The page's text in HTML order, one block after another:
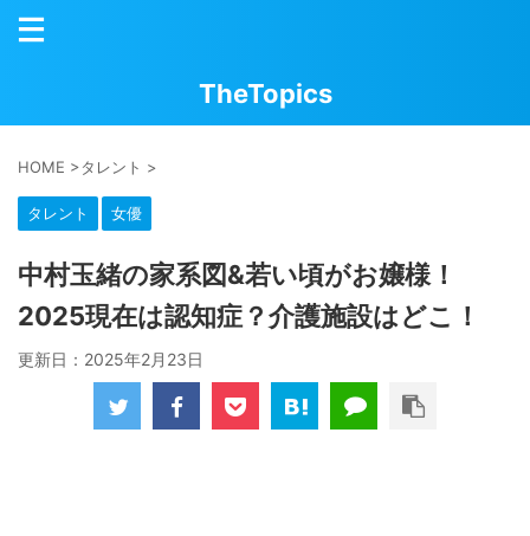
TheTopics
HOME >タレント >
タレント 女優
中村玉緒の家系図&若い頃がお嬢様！
2025現在は認知症？介護施設はどこ！
更新日： 2025年2月23日